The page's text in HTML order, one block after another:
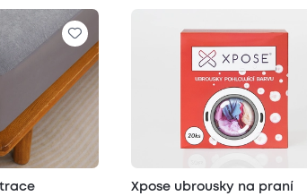
Xpose ubrousky na praní